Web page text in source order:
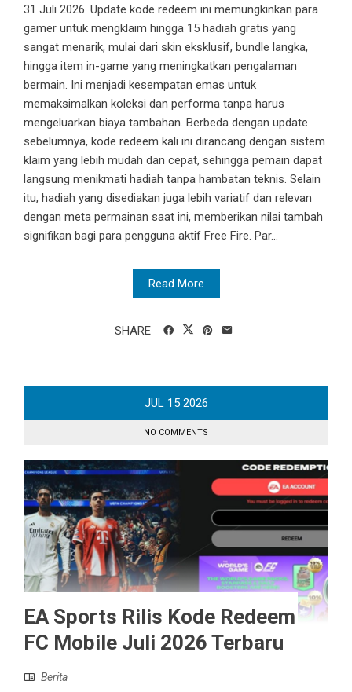
31 Juli 2026. Update kode redeem ini memungkinkan para
gamer untuk mengklaim hingga 15 hadiah gratis yang
sangat menarik, mulai dari skin eksklusif, bundle langka,
hingga item in-game yang meningkatkan pengalaman
bermain. Ini menjadi kesempatan emas untuk
memaksimalkan koleksi dan performa tanpa harus
mengeluarkan biaya tambahan. Berbeda dengan update
sebelumnya, kode redeem kali ini dirancang dengan sistem
klaim yang lebih mudah dan cepat, sehingga pemain dapat
langsung menikmati hadiah tanpa hambatan teknis. Selain
itu, hadiah yang disediakan juga lebih variatif dan relevan
dengan meta permainan saat ini, memberikan nilai tambah
signifikan bagi para pengguna aktif Free Fire. Par...
Read More
SHARE
JUL 15 2026
NO COMMENTS
EA Sports Rilis Kode Redeem
FC Mobile Juli 2026 Terbaru
Berita